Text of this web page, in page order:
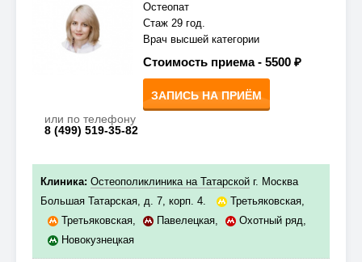
Остеопат
Стаж 29 год.
Врач высшей категории
Стоимость приема - 5500 ₽
ЗАПИСЬ НА ПРИЁМ
или по телефону
8 (499) 519-35-82
Клиника: Остеополиклиника на Татарской г. Москва
Большая Татарская, д. 7, корп. 4.
Третьяковская,
Третьяковская, Павелецкая, Охотный ряд,
Новокузнецкая